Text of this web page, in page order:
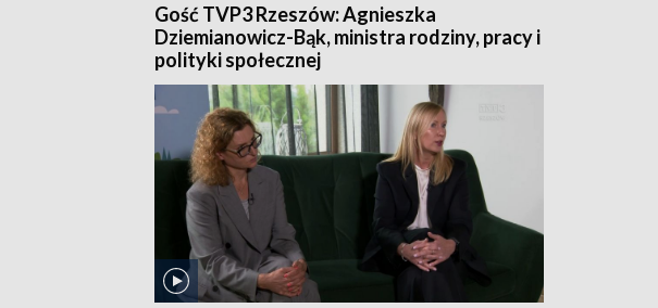
Gość TVP3 Rzeszów: Agnieszka
Dziemianowicz-Bąk, ministra rodziny, pracy i
polityki społecznej